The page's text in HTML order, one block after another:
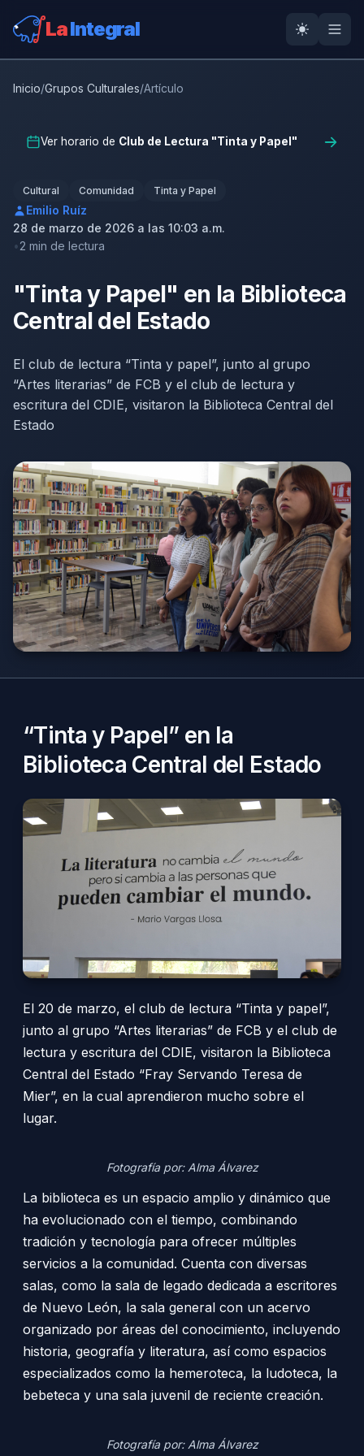
LaIntegral
Inicio/Grupos Culturales/Artículo
Ver horario de Club de Lectura "Tinta y Papel"
Cultural Comunidad Tinta y Papel
Emilio Ruíz
28 de marzo de 2026 a las 10:03 a.m.
2 min de lectura
"Tinta y Papel" en la Biblioteca
Central del Estado
El club de lectura “Tinta y papel”, junto al grupo
“Artes literarias” de FCB y el club de lectura y
escritura del CDIE, visitaron la Biblioteca Central del
Estado
“Tinta y Papel” en la
Biblioteca Central del Estado
El 20 de marzo, el club de lectura “Tinta y papel”,
junto al grupo “Artes literarias” de FCB y el club de
lectura y escritura del CDIE, visitaron la Biblioteca
Central del Estado “Fray Servando Teresa de
Mier”, en la cual aprendieron mucho sobre el
lugar.
Fotografía por: Alma Álvarez
La biblioteca es un espacio amplio y dinámico que
ha evolucionado con el tiempo, combinando
tradición y tecnología para ofrecer múltiples
servicios a la comunidad. Cuenta con diversas
salas, como la sala de legado dedicada a escritores
de Nuevo León, la sala general con un acervo
organizado por áreas del conocimiento, incluyendo
historia, geografía y literatura, así como espacios
especializados como la hemeroteca, la ludoteca, la
bebeteca y una sala juvenil de reciente creación.
Fotografía por: Alma Álvarez